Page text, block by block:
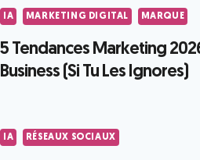
IA MARKETING DIGITAL MARQUE
5 Tendances Marketing
Business (Si Tu Les Ignores)
IA RÉSEAUX SOCIAUX